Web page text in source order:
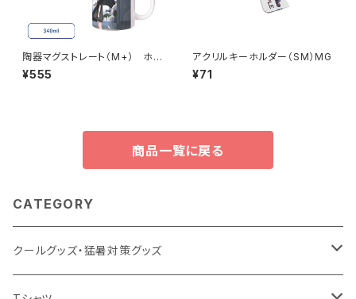
陶器マグストレート（M+） ホワ
イト MG
¥555
アクリルキーホルダー（SM）MG
¥71
商品一覧に戻る
CATEGORY
クールグッズ・猛暑対策グッズ